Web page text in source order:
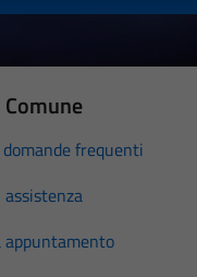
frequenti
assistenza
appuntamento